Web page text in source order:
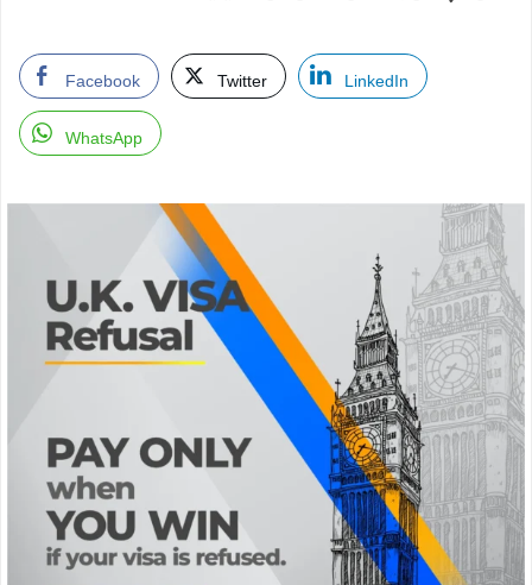
Facebook Twitter
LinkedIn
WhatsApp